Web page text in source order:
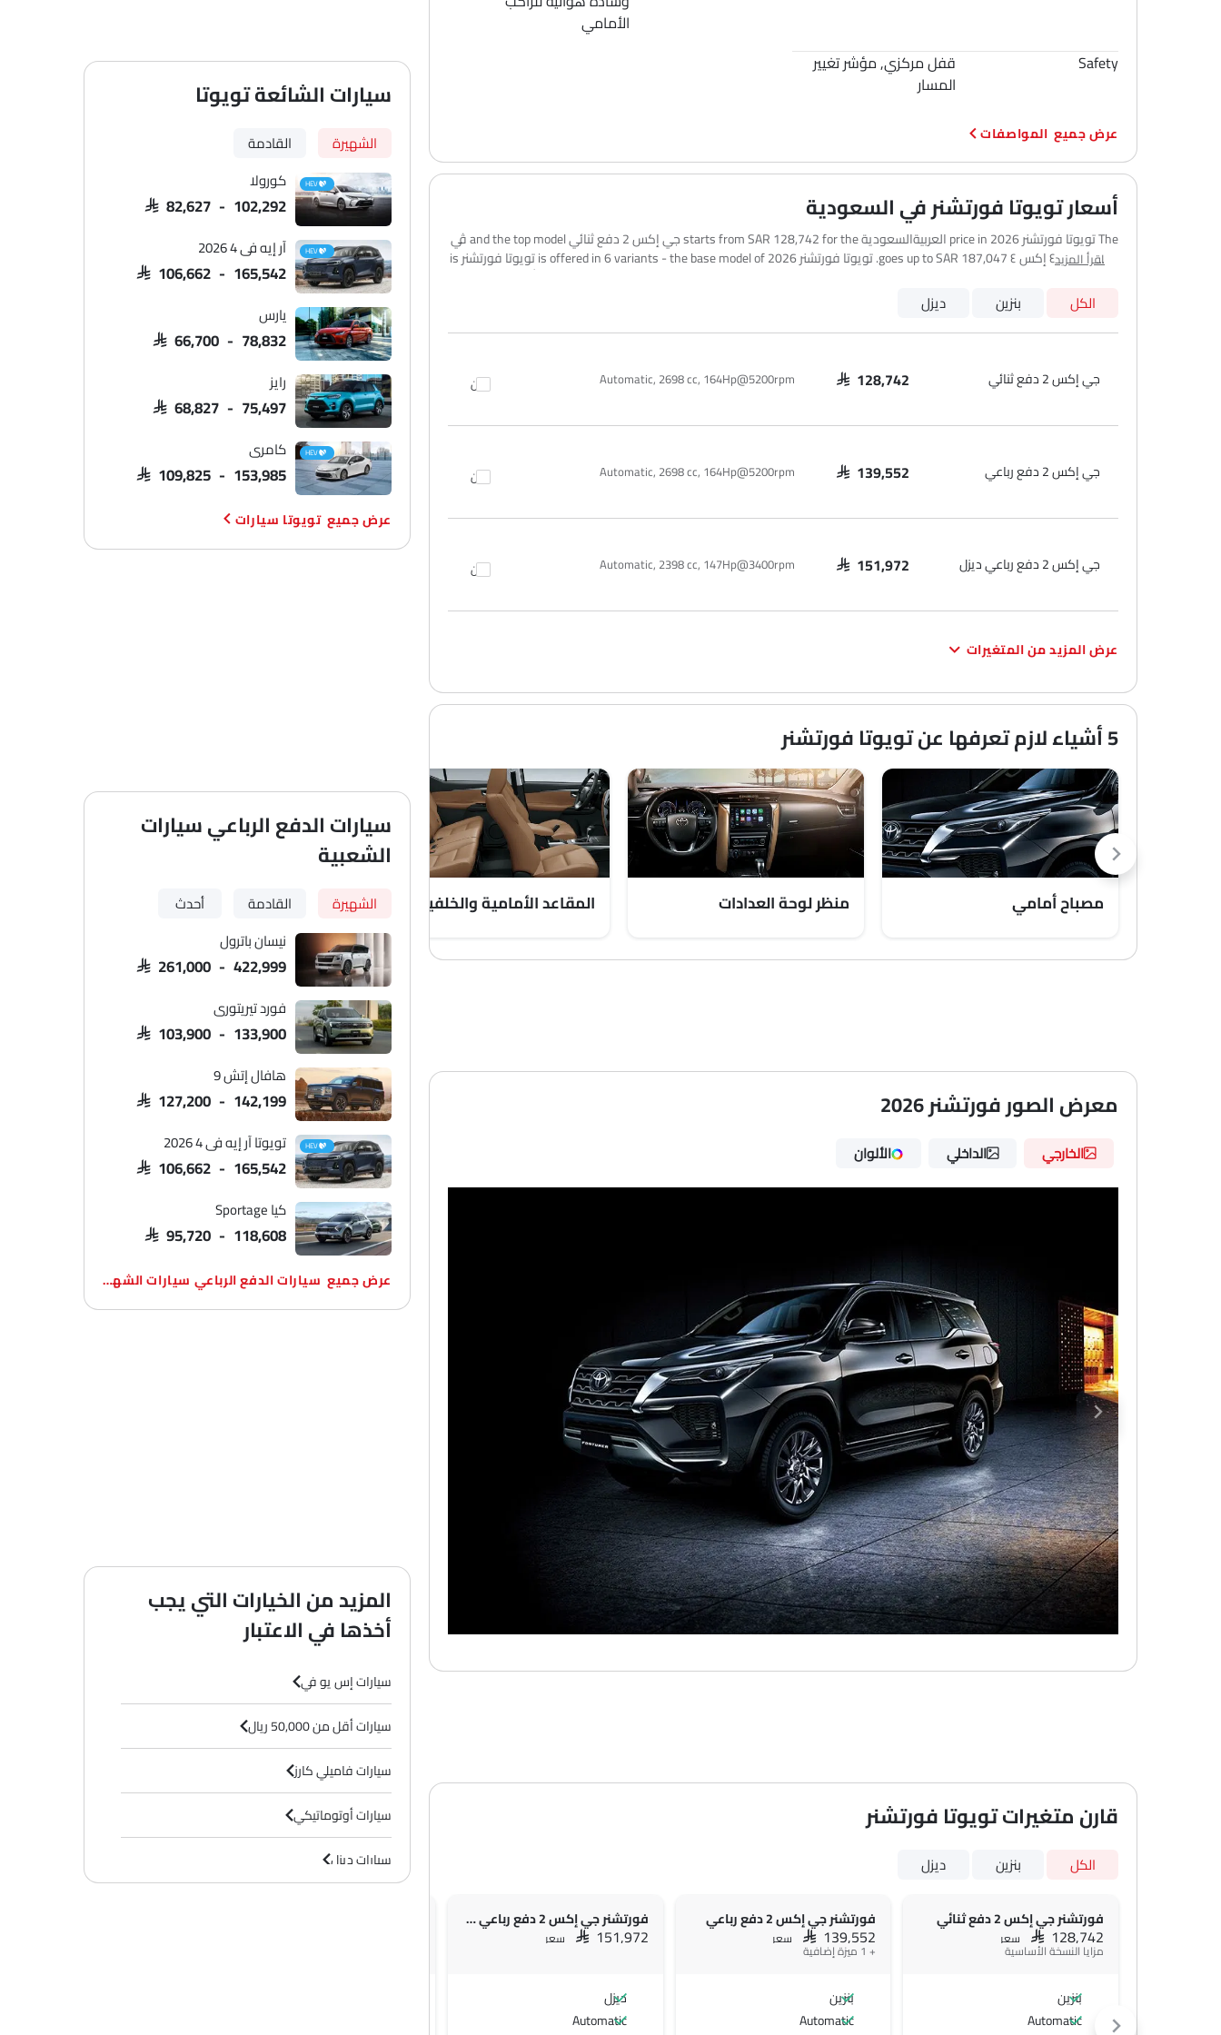
الأمامي
Safety
قفل مركزي, مؤشر تغيير
المسار
المواصفات
أسعار تويوتا فورتشنر في السعودية
The تويوتا فورتشنر 2026 price in العربيةالسعودية starts from SAR 128,742 for the جي إكس 2 دفع ثنائي and the top model ڤي
إكس ٣ إس ٤ إكس ٤ goes up to SAR 187,047. تويوتا فورتشنر 2026 is offered in 6 variants - the base model of تويوتا فورتشنر is
جي إكس 2 دفع ثنائي and top model of تويوتا فورتشنر is ڤي إكس ٣ إس ٤ إكس ٤. تظل الأسعار متسقة في جميع أنحاء
التأمين، والتسجيل، والملحقات الاختيارية.
اقرأ المزيد
الكل بنزين ديزل
جي إكس 2 دفع ثنائي SAR 128,742
Automatic, 2698 cc, 164Hp@5200rpm قارن
جي إكس 2 دفع رباعي SAR 139,552
Automatic, 2698 cc, 164Hp@5200rpm قارن
جي إكس 2 دفع رباعي ديزل SAR 151,972
Automatic, 2398 cc, 147Hp@3400rpm قارن
عرض المزيد من المتغيرات
5 أشياء لازم تعرفها عن تويوتا فورتشنر
مصباح أمامي منظر لوحة العدادات المقاعد الأمامية والخلفية معًا عجلة
معرض الصور فورتشنر 2026
الخارجي الداخلي الألوان
قارن متغيرات تويوتا فورتشنر
الكل بنزين ديزل
فورتشنر جي إكس 2 دفع ثنائي
SAR 128,742 سعر
مزايا النسخة الأساسية
بنزين
Automatic
فورتشنر جي إكس 2 دفع رباعي
SAR 139,552 سعر
+ 1 ميزة إضافية
بنزين
Automatic
فورتشنر جي إكس 2 دفع رباعي ديزل
SAR 151,972 سعر
ديزل
Automatic
سيارات الشائعة تويوتا
الشهيرة القادمة
HEV كورولا
SAR 82,627 - 102,292
HEV آر إيه في 4 2026
SAR 106,662 - 165,542
يارس
SAR 66,700 - 78,832
رايز
SAR 68,827 - 75,497
HEV كامري
SAR 109,825 - 153,985
تويوتا سيارات
سيارات الدفع الرباعي سيارات
الشعبية
الشهيرة القادمة
أحدث
نيسان باترول
SAR 261,000 - 422,999
فورد تيريتوري
SAR 103,900 - 133,900
هافال إتش 9
SAR 127,200 - 142,199
HEV تويوتا آر إيه في 4 2026
SAR 106,662 - 165,542
كيا Sportage
SAR 95,720 - 118,608
سيارات الدفع الرباعي سيارات الشهيرة
المزيد من الخيارات التي يجب
أخذها في الاعتبار
سيارات إس يو في
سيارات أقل من 50,000 ريال
سيارات فاميلي كارز
سيارات أوتوماتيكي
سيارات ديزل